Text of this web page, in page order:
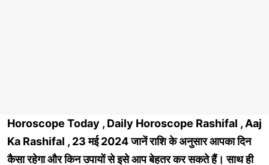
Horoscope Today , Daily Horoscope Rashifal , Aaj
Ka Rashifal , 23 मई 2024 जानें राशि के अनुसार आपका दिन
कैसा रहेगा और किन उपायों से इसे आप बेहतर कर सकते हैं। साथ ही